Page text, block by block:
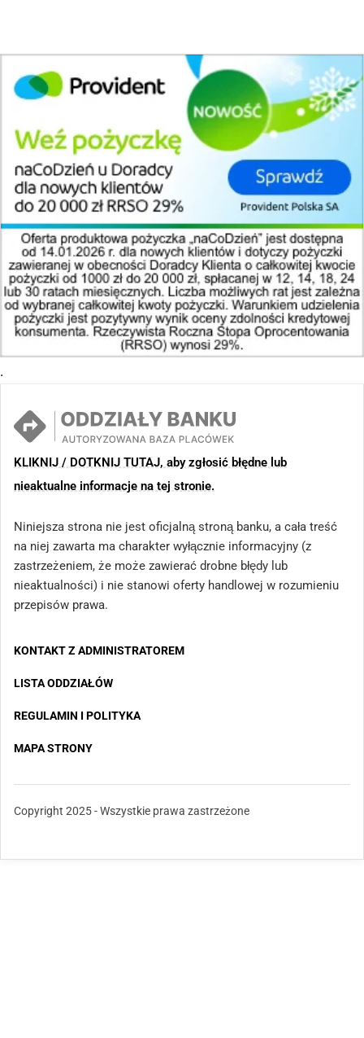
.
KLIKNIJ / DOTKNIJ TUTAJ, aby zgłosić błędne lub
nieaktualne informacje na tej stronie.
Niniejsza strona nie jest oficjalną stroną banku, a cała treść
na niej zawarta ma charakter wyłącznie informacyjny (z
zastrzeżeniem, że może zawierać drobne błędy lub
nieaktualności) i nie stanowi oferty handlowej w rozumieniu
przepisów prawa.
KONTAKT Z ADMINISTRATOREM
LISTA ODDZIAŁÓW
REGULAMIN I POLITYKA
MAPA STRONY
Copyright 2025 - Wszystkie prawa zastrzeżone